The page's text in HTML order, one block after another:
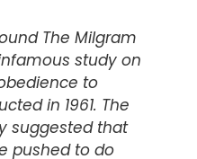
The Milgram
study on
to
in 1961. The
suggested that
pushed to do